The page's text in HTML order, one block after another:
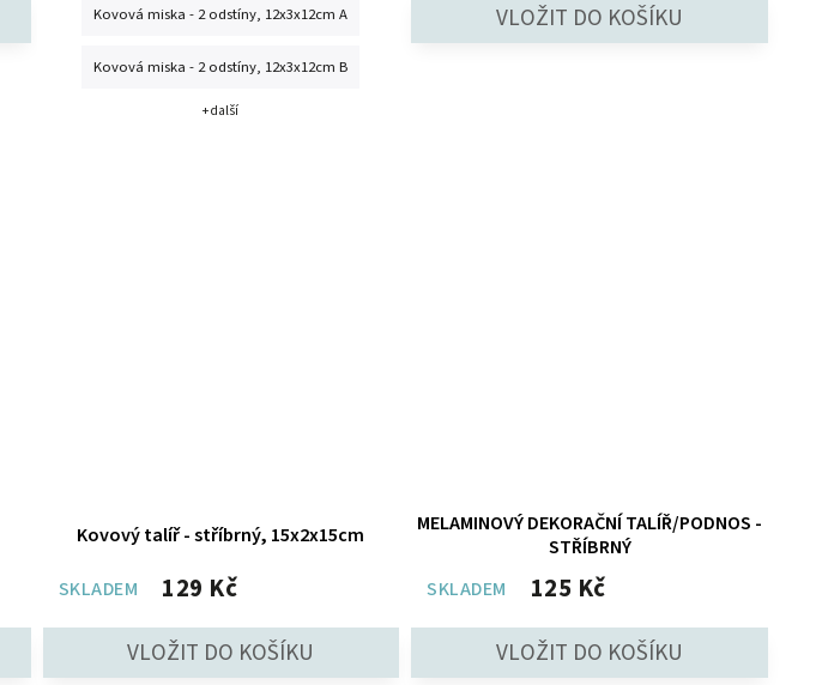
Kovová miska - 2 odstíny, 12x3x12cm A
Kovová miska - 2 odstíny, 12x3x12cm B
+ další
Kovový talíř - stříbrný, 15x2x15cm
SKLADEM 129 Kč
MELAMINOVÝ DEKORAČNÍ TALÍŘ/PODNOS -
STŘÍBRNÝ
SKLADEM
125 Kč